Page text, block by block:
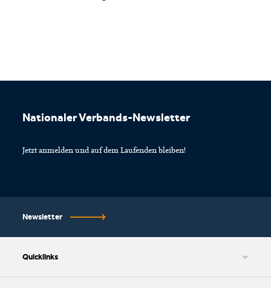
Quicklinks
Nationaler Verbands-Newsletter
Jetzt anmelden und auf dem Laufenden bleiben!
Newsletter